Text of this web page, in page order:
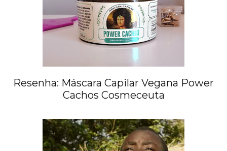
Resenha: Máscara Capilar Vegana Power
Cachos Cosmeceuta